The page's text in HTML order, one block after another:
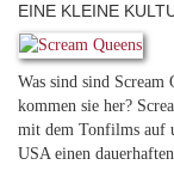
EINE KLEINE
Was sind sind Scream
kommen sie her?
mit dem Tonfilms auf
USA einen